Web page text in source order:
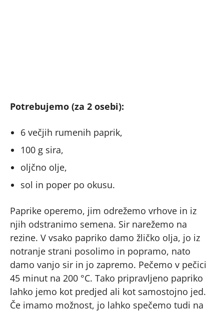
Potrebujemo (za 2 osebi):
6 večjih rumenih paprik,
100 g sira,
oljčno olje,
sol in poper po okusu.
Paprike operemo, jim odrežemo vrhove in iz
njih odstranimo semena. Sir narežemo na
rezine. V vsako papriko damo žličko olja, jo iz
notranje strani posolimo in popramo, nato
damo vanjo sir in jo zapremo. Pečemo v pečici
45 minut na 200 °C. Tako pripravljeno papriko
lahko jemo kot predjed ali kot samostojno jed.
Če imamo možnost, jo lahko spečemo tudi na